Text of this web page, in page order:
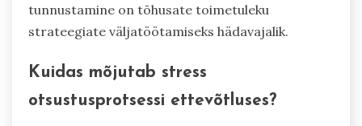
tunnustamine on tõhusate toimetuleku
strateegiate väljatöötamiseks hädavajalik.
Kuidas mõjutab stress
otsustusprotsessi ettevõtluses?